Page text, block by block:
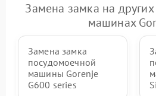
Замена замка на
машинах
Замена замка
посудомоечной
машины Gorenje
G600 series